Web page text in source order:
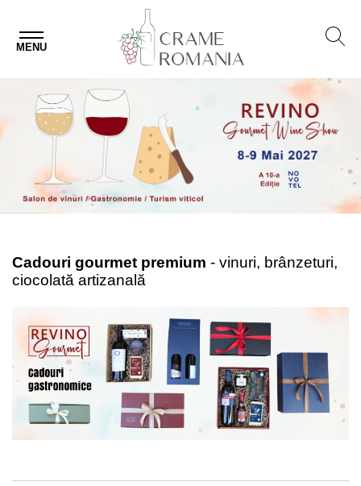
MENU
Cadouri gourmet premium - vinuri, brânzeturi,
ciocolată artizanală